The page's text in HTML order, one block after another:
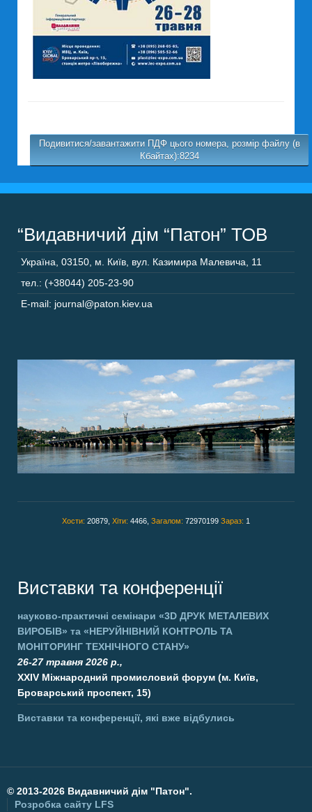
Подивитися/завантажити ПДФ цього номера, розмір файлу (в
Кбайтах):8234
“Видавничий дім “Патон” ТОВ
Україна 03150 м. Київ, вул. Казимира Малевича, 11
тел.: (+38044) 205-23-90
E-mail: journal@paton.kiev.ua
Хости: 20879, Хіти: 4466, Загалом: 72970199 Зараз: 1
Виставки та конференції
науково-практичні семінари «3D ДРУК МЕТАЛЕВИХ
ВИРОБІВ» та «НЕРУЙНІВНИЙ КОНТРОЛЬ ТА
МОНІТОРИНГ ТЕХНІЧНОГО СТАНУ»
26-27 травня 2026 р.,
XXIV Міжнародний промисловий форум (м. Київ,
Броварський проспект, 15)
Виставки та конференції, які вже відбулись
© 2013-2026 Видавничий дім "Патон".
Розробка сайту LFS